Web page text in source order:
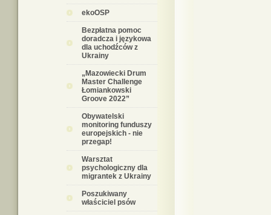
ekoOSP
Bezpłatna pomoc
doradcza i językowa
dla uchodźców z
Ukrainy
„Mazowiecki Drum
Master Challenge
Łomiankowski
Groove 2022”
Obywatelski
monitoring funduszy
europejskich - nie
przegap!
Warsztat
psychologiczny dla
migrantek z Ukrainy
Poszukiwany
właściciel psów